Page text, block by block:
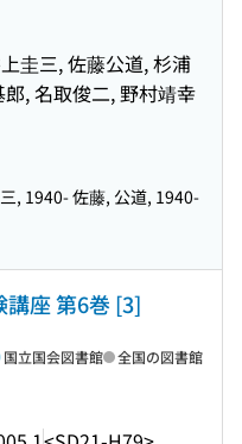
圭三, 佐藤公道, 杉浦
, 名取俊二, 野村靖幸
, 1940- 佐藤, 公道, 1940-
座 第6巻 [3]
国立国会図書館 全国の図書館